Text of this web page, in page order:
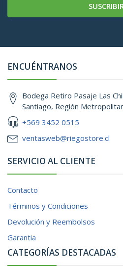
ENCUÉNTRANOS
Bodega Retiro Pasaje Las
Santiago, Región
+569 3452 0515
ventasweb@riegostore.cl
SERVICIO AL CLIENTE
Contacto
Términos y Condiciones
Devolución y Reembolsos
Garantia
CATEGORÍAS DESTACADAS